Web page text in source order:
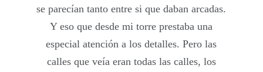
se parecían tanto entre si que daban arcadas.
Y eso que desde mi torre prestaba una
especial atención a los detalles. Pero las
calles que veía eran todas las calles, los